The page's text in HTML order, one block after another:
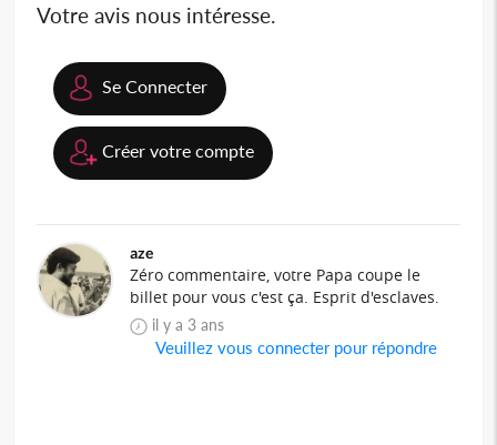
Votre avis nous intéresse.
Se Connecter
Créer votre compte
aze
Zéro commentaire, votre Papa coupe le
billet pour vous c'est ça. Esprit d'esclaves.
il y a 3 ans
Veuillez vous connecter pour répondre